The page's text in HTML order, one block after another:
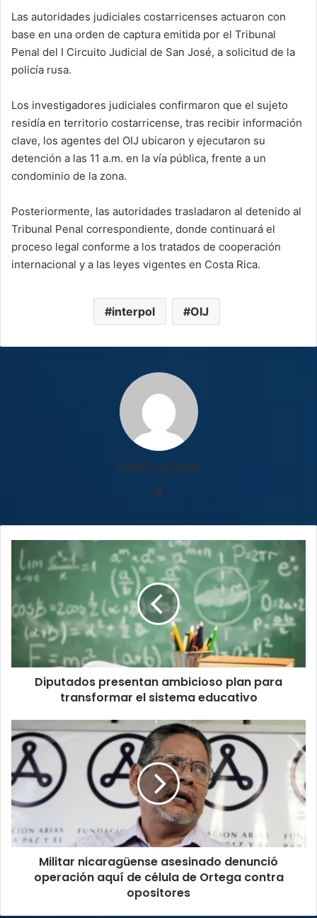
Las autoridades judiciales costarricenses actuaron con
base en una orden de captura emitida por el Tribunal
Penal del I Circuito Judicial de San José, a solicitud de la
policía rusa.
Los investigadores judiciales confirmaron que el sujeto
residía en territorio costarricense, tras recibir información
clave, los agentes del OIJ ubicaron y ejecutaron su
detención a las 11 a.m. en la vía pública, frente a un
condominio de la zona.
Posteriormente, las autoridades trasladaron al detenido al
Tribunal Penal correspondiente, donde continuará el
proceso legal conforme a los tratados de cooperación
internacional y a las leyes vigentes en Costa Rica.
interpol OIJ
Emilio Araya
Diputados
presentan
ambicioso
plan
para
transformar
el
sistema
educativo
Diputados presentan ambicioso plan para
transformar el sistema educativo
nicaragüense
asesinado
denunció
operación
aquí
célula
de
Ortega
contra
Militar nicaragüense asesinado denunció
operación aquí de célula de Ortega contra
opositores